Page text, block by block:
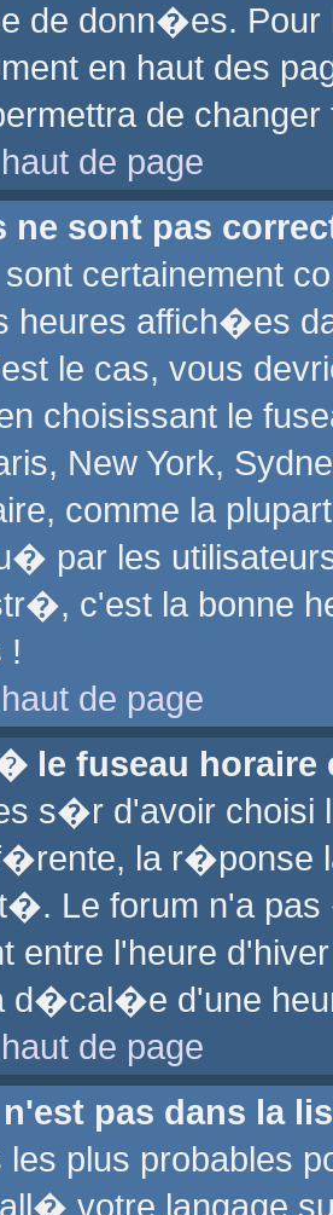
de donn�es.
en haut des
de
de page
ne sont pas
certainement
heures affich�es
le cas, vous
choisissant le
New York,
comme la
par les
c'est la bonne
!
de page
le fuseau horaire
s�r d'avoir choisi
la r�ponse
Le forum n'a
entre l'heure
d�cal�e d'une
de page
pas dans la
les plus probables
votre langage